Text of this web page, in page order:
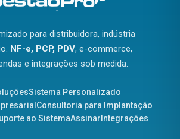
para distribuidora, indústria
NF-e, PCP, PDV, e-commerce,
e integrações sob medida.
Sistema Personalizado
Consultoria para Implantação
ao SistemaAssinar Integrações